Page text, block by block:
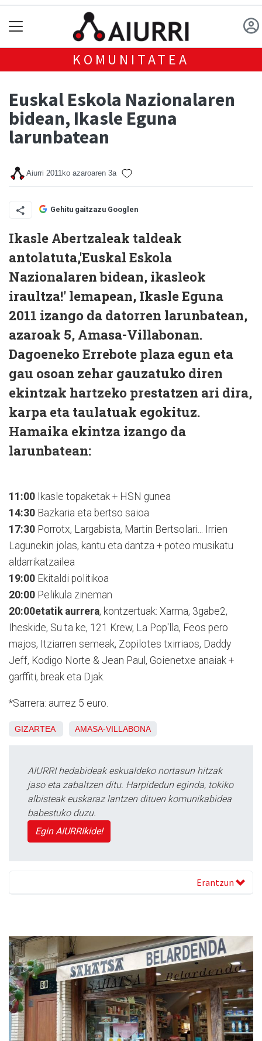
KOMUNITATEA
Euskal Eskola Nazionalaren
bidean, Ikasle Eguna
larunbatean
Aiurri 2011ko azaroaren 3a
Gehitu gaitzazu Googlen
Ikasle Abertzaleak taldeak
antolatuta,'Euskal Eskola
Nazionalaren bidean, ikasleok
iraultza!' lemapean, Ikasle Eguna
2011 izango da datorren larunbatean,
azaroak 5, Amasa-Villabonan.
Dagoeneko Errebote plaza egun eta
gau osoan zehar gauzatuko diren
ekintzak hartzeko prestatzen ari dira,
karpa eta taulatuak egokituz.
Hamaika ekintza izango da
larunbatean:
11:00 Ikasle topaketak + HSN gunea
14:30 Bazkaria eta bertso saioa
17:30 Porrotx, Largabista, Martin Bertsolari... Irrien
Lagunekin jolas, kantu eta dantza + poteo musikatu
aldarrikatzailea
19:00 Ekitaldi politikoa
20:00 Pelikula zineman
20:00etatik aurrera, kontzertuak: Xarma, 3gabe2,
Iheskide, Su ta ke, 121 Krew, La Pop'lla, Feos pero
majos, Itziarren semeak, Zopilotes txirriaos, Daddy
Jeff, Kodigo Norte & Jean Paul, Goienetxe anaiak +
garffiti, break eta Djak.
*Sarrera: aurrez 5 euro.
GIZARTEA AMASA-VILLABONA
AIURRI hedabideak eskualdeko nortasun hitzak
jaso eta zabaltzen ditu. Harpidedun eginda, tokiko
albisteak euskaraz lantzen dituen komunikabidea
babestuko duzu.
Egin AIURRIkide!
Erantzun